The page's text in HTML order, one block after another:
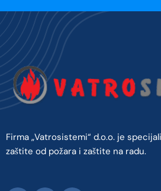
Firma „Vatrosistemi“ d.o.o. je
zaštite od požara i zaštite na radu.